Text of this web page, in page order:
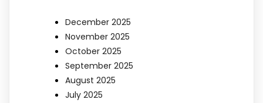
December 2025
November 2025
October 2025
September 2025
August 2025
July 2025